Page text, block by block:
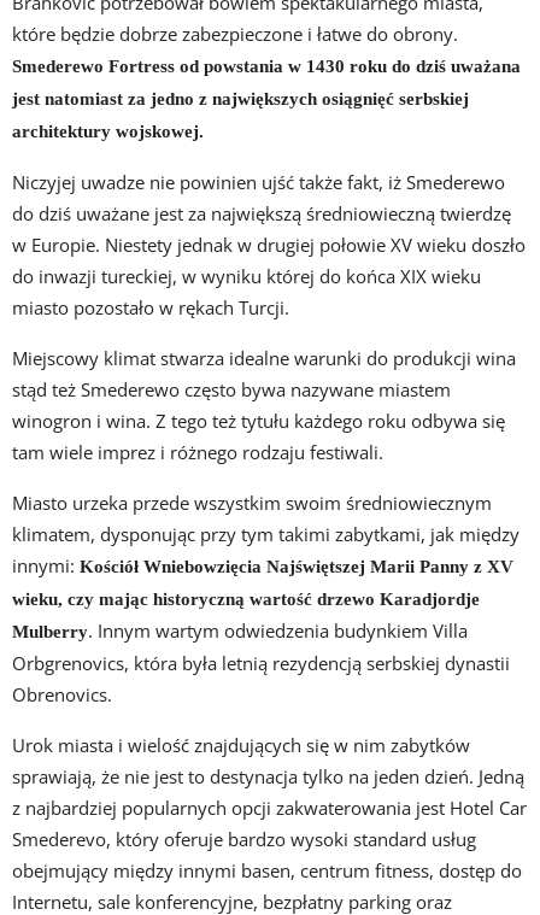
które będzie dobrze zabezpieczone i łatwe do obrony.
Smederewo Fortress od powstania w 1430 roku do dziś uważana
jest natomiast za jedno z największych osiągnięć serbskiej
architektury wojskowej.
Niczyjej uwadze nie powinien ujść także fakt, iż Smederewo
do dziś uważane jest za największą średniowieczną twierdzę
w Europie. Niestety jednak w drugiej połowie XV wieku doszło
do inwazji tureckiej, w wyniku której do końca XIX wieku
miasto pozostało w rękach Turcji.
Miejscowy klimat stwarza idealne warunki do produkcji wina
stąd też Smederewo często bywa nazywane miastem
winogron i wina. Z tego też tytułu każdego roku odbywa się
tam wiele imprez i różnego rodzaju festiwali.
Miasto urzeka przede wszystkim swoim średniowiecznym
klimatem, dysponując przy tym takimi zabytkami, jak między
innymi: Kościół Wniebowzięcia Najświętszej Marii Panny z XV
wieku, czy mając historyczną wartość drzewo Karadjordje
Mulberry. Innym wartym odwiedzenia budynkiem Villa
Orbgrenovics, która była letnią rezydencją serbskiej dynastii
Obrenovics.
Urok miasta i wielość znajdujących się w nim zabytków
sprawiają, że nie jest to destynacja tylko na jeden dzień. Jedną
z najbardziej popularnych opcji zakwaterowania jest Hotel Car
Smederevo, który oferuje bardzo wysoki standard usług
obejmujący między innymi basen, centrum fitness, dostęp do
Internetu, sale konferencyjne, bezpłatny parking oraz